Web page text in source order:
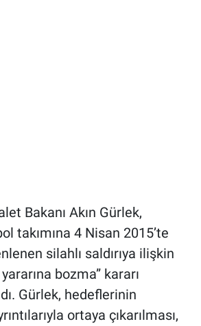
Bakanı Akın Gürlek,
takımına 4 Nisan 2015’te
silahlı saldırıya ilişkin
bozma” kararı
Gürlek, hedeflerinin
ortaya çıkarılması,